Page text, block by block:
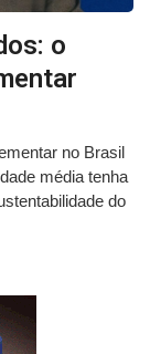
o
no Brasil
média tenha
do